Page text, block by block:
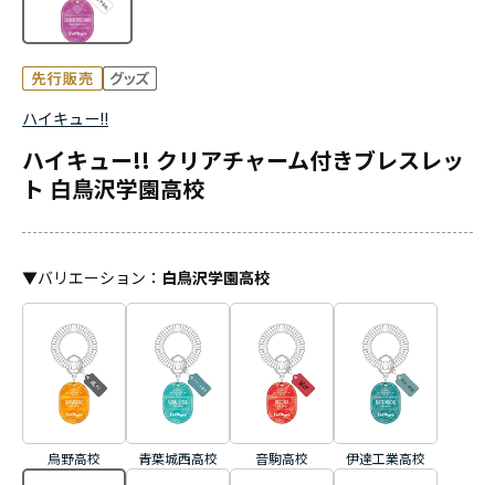
ハイキュー!!
ハイキュー!! クリアチャーム付きブレスレッ
ト 白鳥沢学園高校
▼バリエーション ： 白鳥沢学園高校
烏野高校 青葉城西高校 音駒高校 伊達工業高校